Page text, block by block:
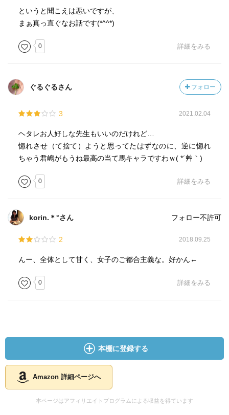
というと聞こえは悪いですが、
まぁ真っ直ぐなお話です(*^^*)
0 詳細をみる
ぐるぐるさん フォロー
3 2021.02.04
ヘタレお人好しな先生もいいのだけれど…
惚れさせ（て捨て）ようと思ってたはずなのに、逆に惚れ
ちゃう君嶋がもうね最高の当て馬キャラですわｗ( *´艸｀)
0 詳細をみる
korin.＊°さん フォロー不許可
2 2018.09.25
んー、全体として甘く、女子のご都合主義な。好かん←
0 詳細をみる
本棚に登録する
Amazon 詳細ページへ
本ページはアフィリエイトプログラムによる収益を得ています